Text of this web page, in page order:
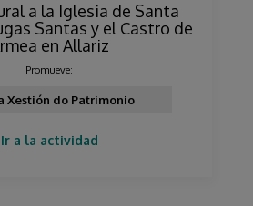
a la Iglesia de Santa
Santas y el Castro de
en Allariz
Promueve:
Xestión do Patrimonio
Ir a la actividad